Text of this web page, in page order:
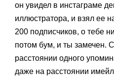
он увидел в инстаграме
иллюстратора, и взял ее
200 подписчиков, о тебе
потом бум, и ты замечен.
расстоянии одного
даже на расстоянии